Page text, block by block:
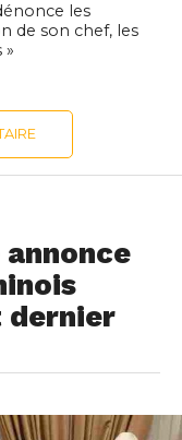
les
de son chef, les
»
dernier